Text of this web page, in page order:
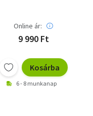
Online ár:
9 990 Ft
Kosárba
6 - 8 munkanap